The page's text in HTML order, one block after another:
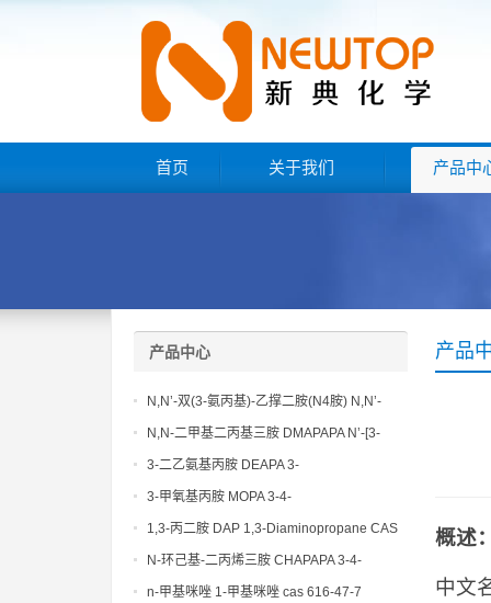
首页 关于我们 产品中
产品
概述
中文
产品中心
N,N’-双(3-氨丙基)-乙撑二胺(N4胺) N,N’-
Bis(3-aminopropyl)-ethylenediamine CAS
No10563-26-5
N,N-二甲基二丙基三胺 DMAPAPA N’-[3-
(dimethylamino)propyllpropane-1,3-
diamine CAS No10563-29-8
3-二乙氨基丙胺 DEAPA 3-
(Diethylamino)propylamine CAS No 104-
3-甲氧基丙胺 MOPA 3-4-
Methoxypropylamine CAS No 5332-73-0
1,3-丙二胺 DAP 1,3-Diaminopropane CAS
No 109-76-2
N-环己基-二丙烯三胺 CHAPAPA 3-4-
Methoxypropylamine CAS No:5332-73-0
n-甲基咪唑 1-甲基咪唑 cas 616-47-7